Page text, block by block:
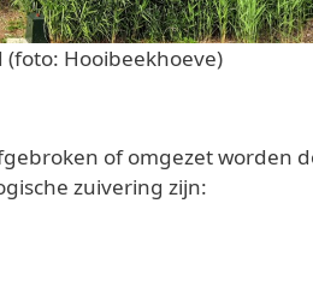
Hooibeekhoeve)
of omgezet worden
zuivering zijn: